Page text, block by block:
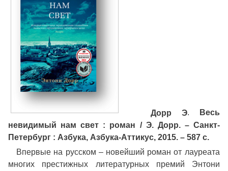
Дорр Э.
Весь
невидимый нам свет : роман / Э. Дорр. – Санкт-
Петербург : Азбука, Азбука-Аттикус, 2015. – 587 с.
Впервые на русском – новейший роман от лауреата
многих престижных литературных премий Энтони